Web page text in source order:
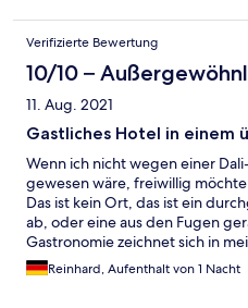
has much to discover. Enjoy
path.
Verifizierte Bewertung
10/10 –
11. Aug. 2021
Gastliches Hotel in einem
Wenn ich nicht wegen einer
gewesen wäre, freiwillig
Das ist kein Ort, das ist ein
ab, oder eine aus den Fugen
Gastronomie zeichnet sich in
übersichtliche Portionen aus. Im
Kellner der untersten Kategorie
Reinhard, Aufenthalt von 1 Nacht